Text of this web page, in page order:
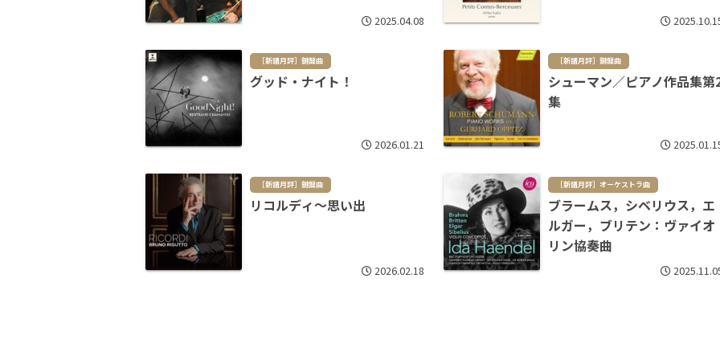
2025.04.08
［新譜月評］鍵盤曲
グッド・ナイト！
2026.01.21
［新譜月評］鍵盤曲
シューマン／ピアノ作品集第
集
［新譜月評］鍵盤曲
リコルディ～思い出
2026.02.18
［新譜月評］オーケストラ曲
ブラームス，シベリウス，エ
ルガー，ブリテン：ヴァイオ
リン協奏曲